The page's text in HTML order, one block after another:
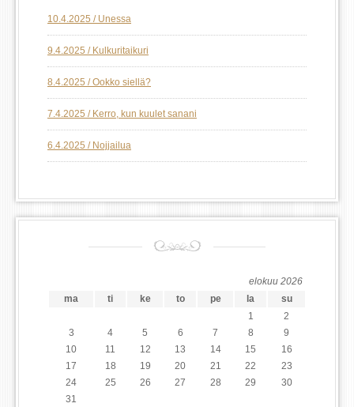
10.4.2025 / Unessa
9.4.2025 / Kulkuritaikuri
8.4.2025 / Ookko siellä?
7.4.2025 / Kerro, kun kuulet sanani
6.4.2025 / Nojjailua
elokuu 2026
ma
ti ke to pe la
su
1
2
3
4 5 6 7 8
9
10
11 12 13 14 15
16
17
18 19 20 21 22
23
24
25 26 27 28 29
30
31